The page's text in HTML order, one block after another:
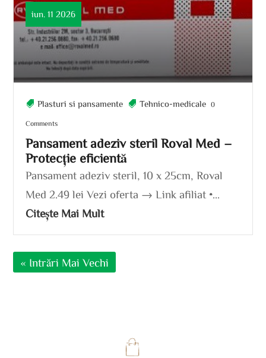
Pansament adeziv steril Roval Med –
Protecție eficientă
iun. 11 2026
Plasturi si pansamente Tehnico-medicale 0
Comments
Pansament adeziv steril, 10 x 25cm, Roval
Med 2.49 lei Vezi oferta → Link afiliat •...
Citește Mai Mult
« Intrări Mai Vechi